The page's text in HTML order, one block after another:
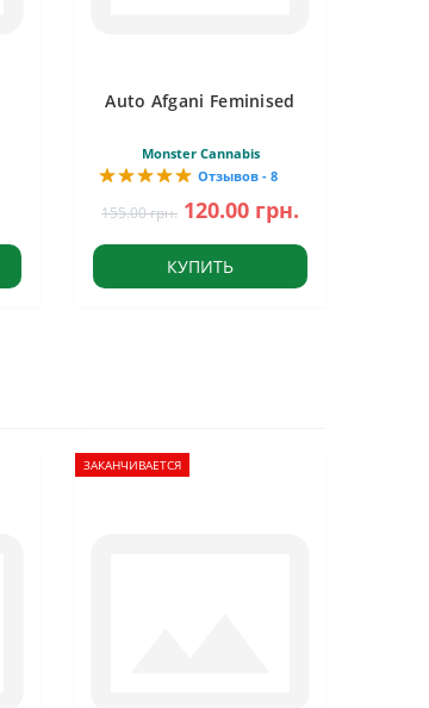
Auto Afgani Feminised
Monster Cannabis
Отзывов - 8
155.00 грн. 120.00 грн.
КУПИТЬ
ЗАКАНЧИВАЕТСЯ